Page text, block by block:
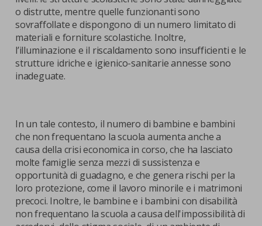
o distrutte, mentre quelle funzionanti sono
sovraffollate e dispongono di un numero limitato di
materiali e forniture scolastiche. Inoltre,
l’illuminazione e il riscaldamento sono insufficienti e le
strutture idriche e igienico-sanitarie annesse sono
inadeguate.
In un tale contesto, il numero di bambine e bambini
che non frequentano la scuola aumenta anche a
causa della crisi economica in corso, che ha lasciato
molte famiglie senza mezzi di sussistenza e
opportunità di guadagno, e che genera rischi per la
loro protezione, come il lavoro minorile e i matrimoni
precoci. Inoltre, le bambine e i bambini con disabilità
non frequentano la scuola a causa dell'impossibilità di